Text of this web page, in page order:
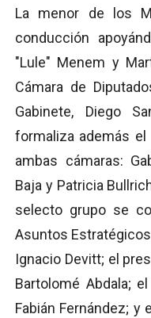
La menor de los
conducción
"Lule" Menem y
Cámara de
Gabinete, Diego
formaliza además
ambas cámaras:
Baja y Patricia
selecto grupo se
Asuntos
Ignacio Devitt; el
Bartolomé Abdala;
Fabián Fernández; y